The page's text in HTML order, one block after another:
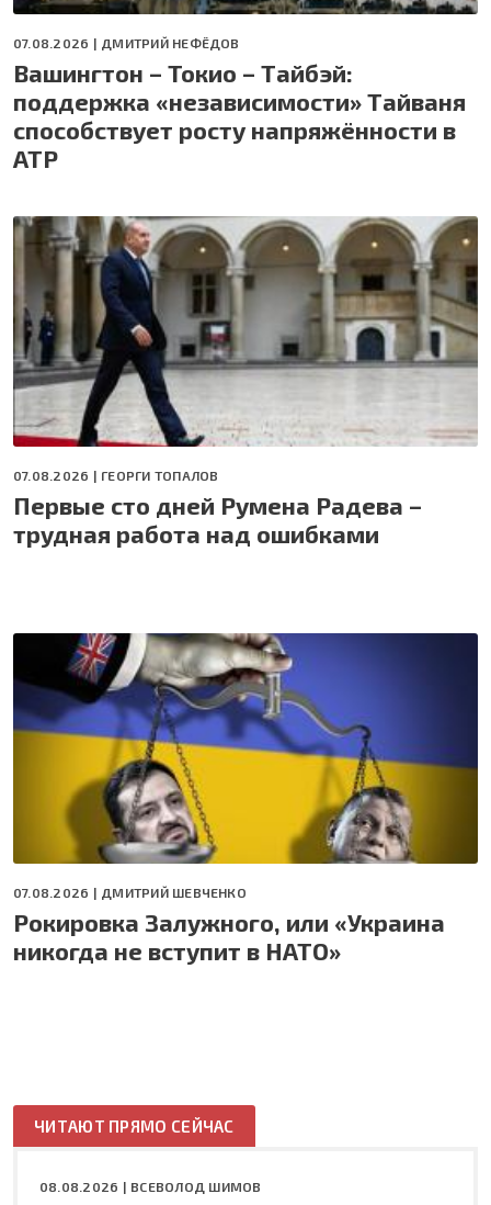
07.08.2026 | ДМИТРИЙ НЕФЁДОВ
Вашингтон – Токио – Тайбэй:
поддержка «независимости» Тайваня
способствует росту напряжённости в
АТР
07.08.2026 | ГЕОРГИ ТОПАЛОВ
Первые сто дней Румена Радева –
трудная работа над ошибками
07.08.2026 | ДМИТРИЙ ШЕВЧЕНКО
Рокировка Залужного, или «Украина
никогда не вступит в НАТО»
ЧИТАЮТ ПРЯМО СЕЙЧАС
08.08.2026 | ВСЕВОЛОД ШИМОВ